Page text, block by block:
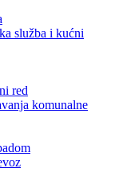
služba i kućni
red
komunalne